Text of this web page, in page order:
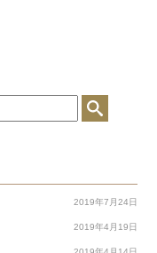
2019年7月24日
2019年4月19日